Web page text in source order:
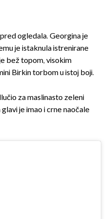
ogledala. Georgina je
je istaknula istrenirane
bež topom, visokim
Birkin torbom u istoj boji.
za maslinasto zeleni
je imao i crne naočale